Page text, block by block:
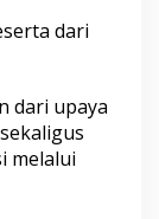
dari
dari upaya
melalui